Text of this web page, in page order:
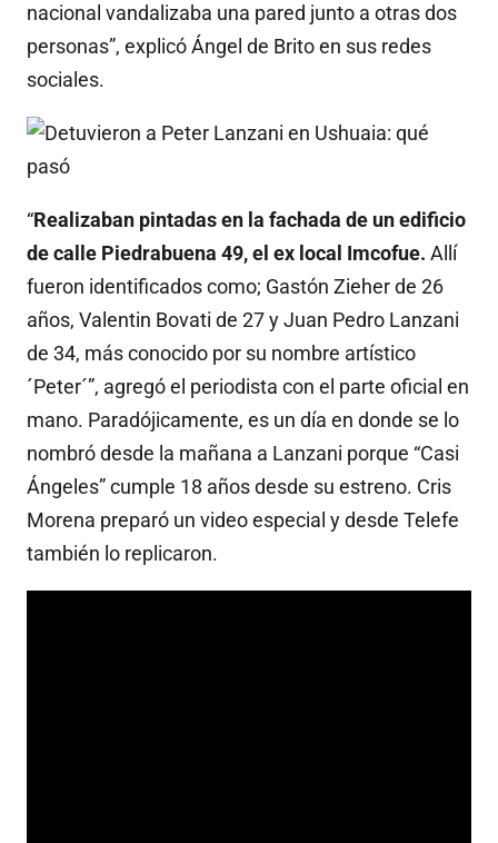
nacional vandalizaba una pared junto a otras dos
personas”, explicó Ángel de Brito en sus redes
sociales.
“Realizaban pintadas en la fachada de un edificio
de calle Piedrabuena 49, el ex local Imcofue. Allí
fueron identificados como; Gastón Zieher de 26
años, Valentin Bovati de 27 y Juan Pedro Lanzani
de 34, más conocido por su nombre artístico
´Peter´”, agregó el periodista con el parte oficial en
mano. Paradójicamente, es un día en donde se lo
nombró desde la mañana a Lanzani porque “Casi
Ángeles” cumple 18 años desde su estreno. Cris
Morena preparó un video especial y desde Telefe
también lo replicaron.